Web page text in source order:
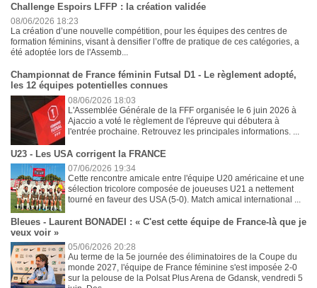
Challenge Espoirs LFFP : la création validée
08/06/2026 18:23
La création d’une nouvelle compétition, pour les équipes des centres de
formation féminins, visant à densifier l’offre de pratique de ces catégories, a
été adoptée lors de l'Assemb...
Championnat de France féminin Futsal D1 - Le règlement adopté,
les 12 équipes potentielles connues
08/06/2026 18:03
L'Assemblée Générale de la FFF organisée le 6 juin 2026 à
Ajaccio a voté le règlement de l'épreuve qui débutera à
l'entrée prochaine. Retrouvez les principales informations. ...
U23 - Les USA corrigent la FRANCE
07/06/2026 19:34
Cette rencontre amicale entre l'équipe U20 américaine et une
sélection tricolore composée de joueuses U21 a nettement
tourné en faveur des USA (5-0). Match amical international ...
Bleues - Laurent BONADEI : « C'est cette équipe de France-là que je
veux voir »
05/06/2026 20:28
Au terme de la 5e journée des éliminatoires de la Coupe du
monde 2027, l'équipe de France féminine s'est imposée 2-0
sur la pelouse de la Polsat Plus Arena de Gdansk, vendredi 5